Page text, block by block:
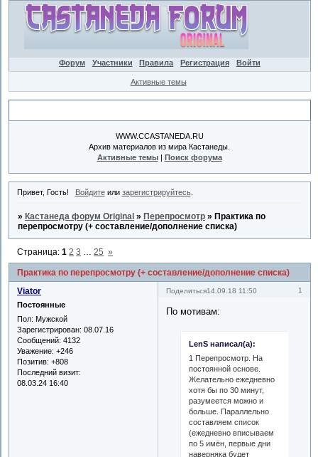
Форум Участники Правила Регистрация Войти
Активные темы
WWW.CCASTANEDA.RU
Архив материалов из мира Кастанеды.
Активные темы| Поиск форума
Привет, Гость! Войдитеили зарегистрируйтесь.
» Кастанеда форум Original » Перепросмотр » Практика по
перепросмотру (+ составление/дополнение списка)
Практика по перепросмотру (+ составление/дополнение списка)
Страница:1 2 3 25 »
Поделиться 1
14.09.18 11:50
Viator
Постоянные
Пол: Мужской
Зарегистрирован: 08.07.16
Сообщений: 4132
Уважение: +246
Позитив: +808
Последний визит:
08.03.24 16:40
По мотивам:
LenS написал(а):
1 Перепросмотр. На
постоянной основе.
Желательно ежедневно
хотя бы по 30 минут,
разумеется можно и
больше. Параллельно
составляем список
(ежедневно вписываем
по 5 имён, первые дни
наверняка будет